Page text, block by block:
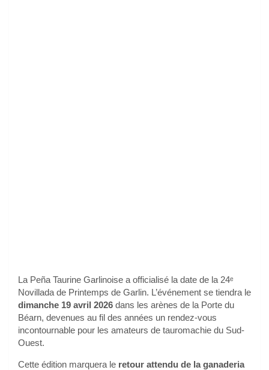
La Peña Taurine Garlinoise a officialisé la date de la 24ᵉ
Novillada de Printemps de Garlin. L’événement se tiendra le
dimanche 19 avril 2026 dans les arènes de la Porte du
Béarn, devenues au fil des années un rendez-vous
incontournable pour les amateurs de tauromachie du Sud-
Ouest.
Cette édition marquera le retour attendu de la ganaderia